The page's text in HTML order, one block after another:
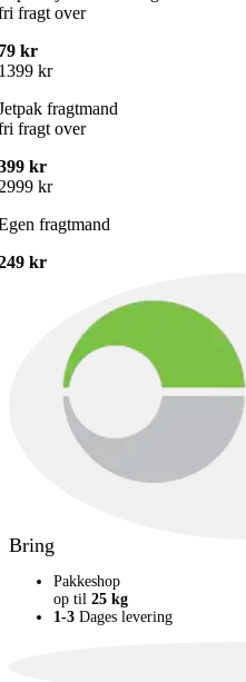
fragt over
kr
kr
fragtmand
fragt over
kr
kr
fragtmand
kr
Bring
Pakkeshop
op til 25 kg
1-3 Dages levering